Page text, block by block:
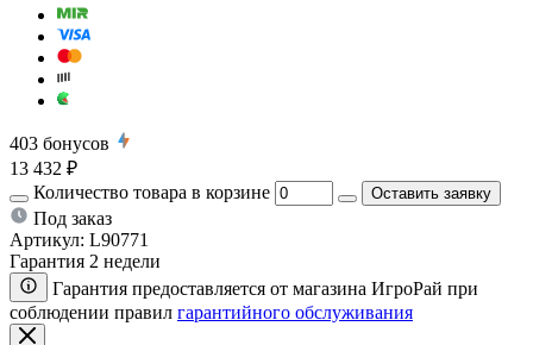
403 бонусов
13 432 ₽
Количество товара в корзине
Оставить заявку
Под заказ
Артикул: L90771
Гарантия 2 недели
Гарантия предоставляется от магазина ИгроРай при
соблюдении правил гарантийного обслуживания